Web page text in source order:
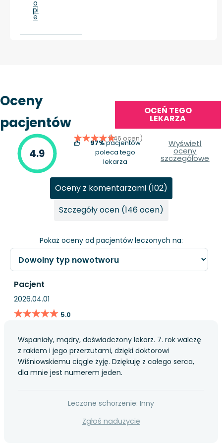
a
pi
e
Oceny
pacjentów
OCEŃ TEGO
LEKARZA
4.9
(146 ocen)
97%pacjentów
poleca tego
lekarza
Wyświetl
oceny
szczegółowe
Pokaż oceny od pacjentów leczonych na:
Oceny z komentarzami (102)
Szczegóły ocen (146 ocen)
Pacjent
2026.04.01
★★★★★
★★★★★ 5.0
Wspaniały, mądry, doświadczony lekarz. 7. rok walczę
z rakiem i jego przerzutami, dzięki doktorowi
Wiśniowskiemu ciągle żyję. Dziękuję z całego serca,
dla mnie jest numerem jeden.
Leczone schorzenie: Inny
Zgłoś nadużycie